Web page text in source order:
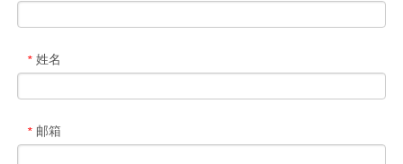
* 姓名
* 邮箱